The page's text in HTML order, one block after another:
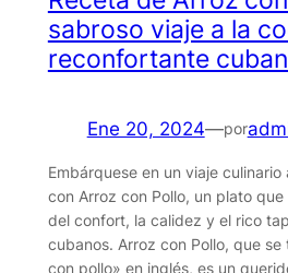
sabroso viaje a la
reconfortante
Ene 20, 2024—por
Embárquese en un viaje
con Arroz con Pollo, un plato que
del confort, la calidez y el rico
cubanos. Arroz con Pollo, que
con pollo» en inglés, es un